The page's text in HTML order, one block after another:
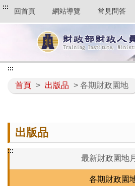
::: 回首頁 網站導覽 常見問答
首頁 > 出版品 > 各期財政園地
:::
出版品
最新財政園地
各期財政園
:::